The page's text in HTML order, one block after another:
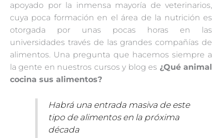
apoyado por la inmensa mayoría de veterinarios,
cuya poca formación en el área de la nutrición es
otorgada por unas pocas horas en las
universidades través de las grandes compañías de
alimentos. Una pregunta que hacemos siempre a
la gente en nuestros cursos y blog es ¿Qué animal
cocina sus alimentos?
Habrá una entrada masiva de este
tipo de alimentos en la próxima
década